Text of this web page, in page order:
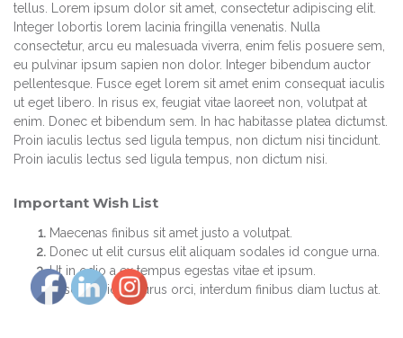
tellus. Lorem ipsum dolor sit amet, consectetur adipiscing elit.
Integer lobortis lorem lacinia fringilla venenatis. Nulla
consectetur, arcu eu malesuada viverra, enim felis posuere sem,
eu pulvinar ipsum sapien non dolor. Integer bibendum auctor
pellentesque. Fusce eget lorem sit amet enim consequat iaculis
ut eget libero. In risus ex, feugiat vitae laoreet non, volutpat at
enim. Donec et bibendum sem. In hac habitasse platea dictumst.
Proin iaculis lectus sed ligula tempus, non dictum nisi tincidunt.
Proin iaculis lectus sed ligula tempus, non dictum nisi.
Important Wish List
Maecenas finibus sit amet justo a volutpat.
Donec ut elit cursus elit aliquam sodales id congue urna.
Ut in odio a ex tempus egestas vitae et ipsum.
Fusce ultrices purus orci, interdum finibus diam luctus at.